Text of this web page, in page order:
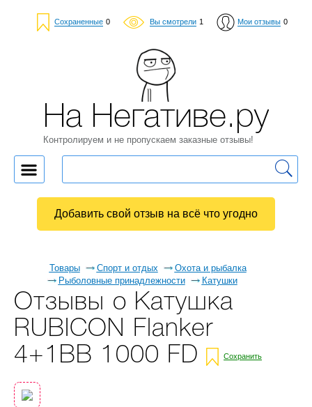
Сохраненные 0 Вы смотрели 1 Мои отзывы 0
Товары Спорт и отдых
Охота и рыбалка
Рыболовные принадлежности
Катушки
Отзывы о Катушка
RUBICON Flanker
4+1BB 1000 FD
Сохранить
На Негативе.ру
Контролируем и не пропускаем заказные отзывы!
Добавить свой отзыв на всё что угодно